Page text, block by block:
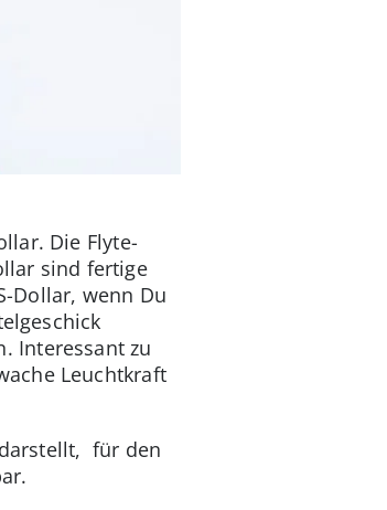
Die Flyte-
sind fertige
Dollar, wenn Du
Interessant zu
Leuchtkraft
für den